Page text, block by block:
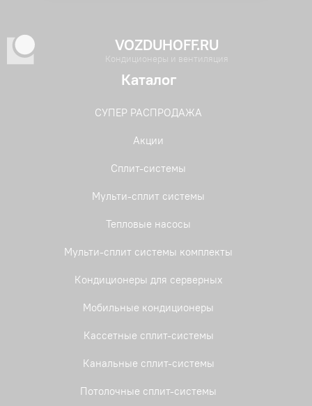
Kanami Inverter
Kanami ON/OFF
VOZDUHOFF.RU
Кондиционеры и вентиляция
Каталог
СУПЕР РАСПРОДАЖА
Акции
Сплит-системы
Мульти-сплит системы
Тепловые насосы
Мульти-сплит системы комплекты
Кондиционеры для серверных
Мобильные кондиционеры
Кассетные сплит-системы
Канальные сплит-системы
Потолочные сплит-системы